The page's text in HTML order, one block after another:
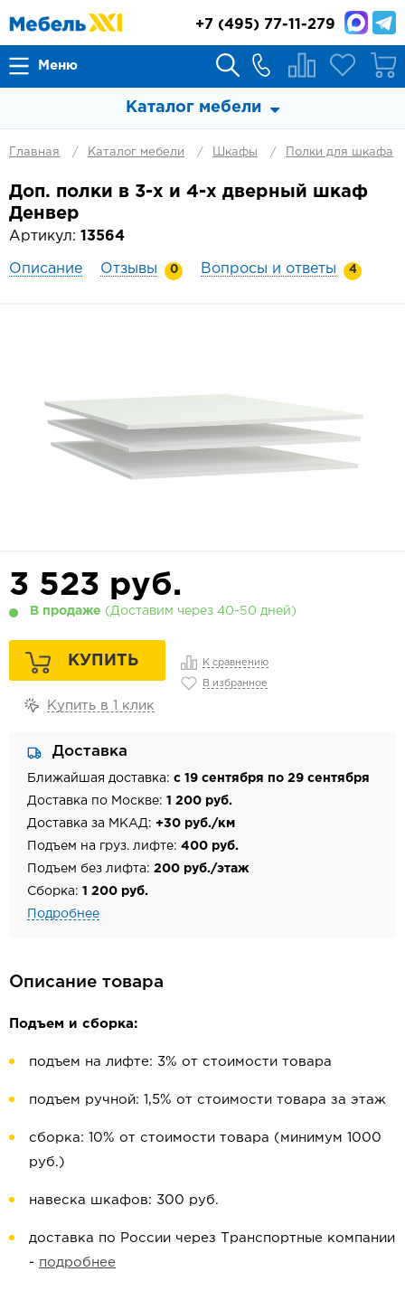
Меню
+7 (495) 77-11-279
Каталог мебели
Главная Каталог мебели Шкафы Полки для шкафа
Доп. полки в 3-х и 4-х дверный шкаф
Денвер
Артикул: 13564
Описание Отзывы 0 Вопросы и ответы 4
3 523 руб.
В продаже (Доставим через 40-50 дней)
КУПИТЬ К сравнению
В избранное
Купить в 1 клик
Доставка
Ближайшая доставка: с 19 сентября по 29 сентября
Доставка по Москве: 1 200 руб.
Доставка за МКАД: +30 руб./км
Подъем на груз. лифте: 400 руб.
Подъем без лифта: 200 руб./этаж
Сборка: 1 200 руб.
Подробнее
Описание товара
Подъем и сборка:
подъем на лифте: 3% от стоимости товара
подъем ручной: 1,5% от стоимости товара за этаж
сборка: 10% от стоимости товара (минимум 1000
руб.)
навеска шкафов: 300 руб.
доставка по России через Транспортные компании
- подробнее